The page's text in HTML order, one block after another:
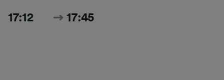
17:12 17:45